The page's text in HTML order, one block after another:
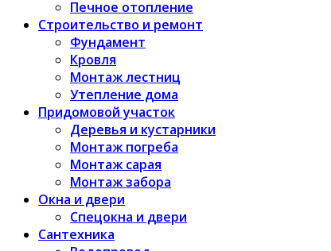
Печное отопление
Строительство и ремонт
Фундамент
Кровля
Монтаж лестниц
Утепление дома
Придомовой участок
Деревья и кустарники
Монтаж погреба
Монтаж сарая
Монтаж забора
Окна и двери
Спецокна и двери
Сантехника